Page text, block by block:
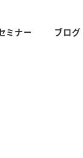
ミナー ブログ